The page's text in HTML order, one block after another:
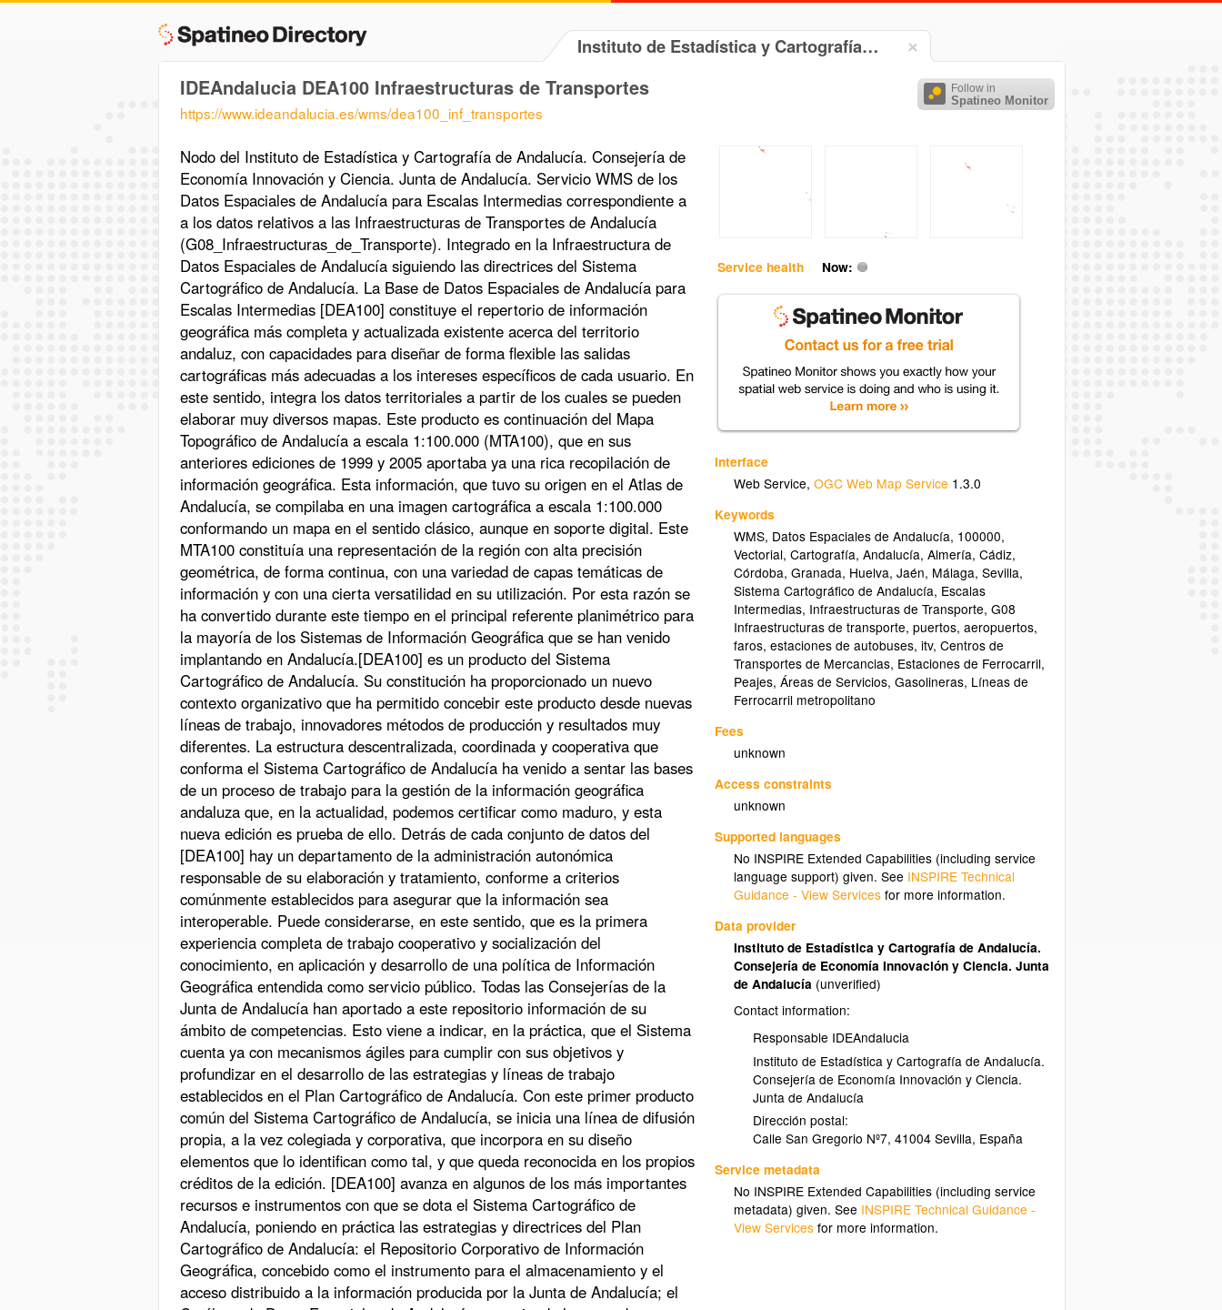
Instituto de Estadística y Cartografía…
Follow in
Spatineo Monitor
IDEAndalucia DEA100 Infraestructuras de Transportes
https://www.ideandalucia.es/wms/dea100_inf_transportes
Service health Now:
Interface
Web Service,OGC Web Map Service 1.3.0
Keywords
WMS, Datos Espaciales de Andalucía, 100000,
Vectorial,Cartografía,Andalucía,Almería,Cádiz,
Córdoba,Granada, Huelva,Jaén, Málaga,Sevilla,
Sistema Cartográfico de Andalucía, Escalas
Intermedias, Infraestructuras de Transporte,G08
Infraestructuras de transporte,puertos,aeropuertos,
faros,estaciones de autobuses,itv,Centros de
Transportes de Mercancias, Estaciones de Ferrocarril,
Peajes,Áreas de Servicios,Gasolineras, Líneas de
Ferrocarril metropolitano
Fees
unknown
Access constraints
unknown
Supported languages
No INSPIRE Extended Capabilities (including service
language support) given. See INSPIRE Technical
Guidance - View Services for more information.
Data provider
Instituto de Estadística y Cartografía de Andalucía.
Consejería de Economía Innovación y Ciencia. Junta
de Andalucía (unverified)
Contact information:
Responsable IDEAndalucia
Instituto de Estadística y Cartografía de Andalucía.
Consejería de Economía Innovación y Ciencia.
Junta de Andalucía
Dirección postal:
Calle San Gregorio Nº7, 41004 Sevilla, España
Service metadata
No INSPIRE Extended Capabilities (including service
metadata) given. See INSPIRE Technical Guidance -
View Services for more information.
Nodo del Instituto de Estadística y Cartografía de Andalucía. Consejería de
Economía Innovación y Ciencia. Junta de Andalucía. Servicio WMS de los
Datos Espaciales de Andalucía para Escalas Intermedias correspondiente a
a los datos relativos a las Infraestructuras de Transportes de Andalucía
(G08_Infraestructuras_de_Transporte). Integrado en la Infraestructura de
Datos Espaciales de Andalucía siguiendo las directrices del Sistema
Cartográfico de Andalucía. La Base de Datos Espaciales de Andalucía para
Escalas Intermedias [DEA100] constituye el repertorio de información
geográfica más completa y actualizada existente acerca del territorio
andaluz, con capacidades para diseñar de forma flexible las salidas
cartográficas más adecuadas a los intereses específicos de cada usuario. En
este sentido, integra los datos territoriales a partir de los cuales se pueden
elaborar muy diversos mapas. Este producto es continuación del Mapa
Topográfico de Andalucía a escala 1:100.000 (MTA100), que en sus
anteriores ediciones de 1999 y 2005 aportaba ya una rica recopilación de
información geográfica. Esta información, que tuvo su origen en el Atlas de
Andalucía, se compilaba en una imagen cartográfica a escala 1:100.000
conformando un mapa en el sentido clásico, aunque en soporte digital. Este
MTA100 constituía una representación de la región con alta precisión
geométrica, de forma continua, con una variedad de capas temáticas de
información y con una cierta versatilidad en su utilización. Por esta razón se
ha convertido durante este tiempo en el principal referente planimétrico para
la mayoría de los Sistemas de Información Geográfica que se han venido
implantando en Andalucía.[DEA100] es un producto del Sistema
Cartográfico de Andalucía. Su constitución ha proporcionado un nuevo
contexto organizativo que ha permitido concebir este producto desde nuevas
líneas de trabajo, innovadores métodos de producción y resultados muy
diferentes. La estructura descentralizada, coordinada y cooperativa que
conforma el Sistema Cartográfico de Andalucía ha venido a sentar las bases
de un proceso de trabajo para la gestión de la información geográfica
andaluza que, en la actualidad, podemos certificar como maduro, y esta
nueva edición es prueba de ello. Detrás de cada conjunto de datos del
[DEA100] hay un departamento de la administración autonómica
responsable de su elaboración y tratamiento, conforme a criterios
comúnmente establecidos para asegurar que la información sea
interoperable. Puede considerarse, en este sentido, que es la primera
experiencia completa de trabajo cooperativo y socialización del
conocimiento, en aplicación y desarrollo de una política de Información
Geográfica entendida como servicio público. Todas las Consejerías de la
Junta de Andalucía han aportado a este repositorio información de su
ámbito de competencias. Esto viene a indicar, en la práctica, que el Sistema
cuenta ya con mecanismos ágiles para cumplir con sus objetivos y
profundizar en el desarrollo de las estrategias y líneas de trabajo
establecidos en el Plan Cartográfico de Andalucía. Con este primer producto
común del Sistema Cartográfico de Andalucía, se inicia una línea de difusión
propia, a la vez colegiada y corporativa, que incorpora en su diseño
elementos que lo identifican como tal, y que queda reconocida en los propios
créditos de la edición. [DEA100] avanza en algunos de los más importantes
recursos e instrumentos con que se dota el Sistema Cartográfico de
Andalucía, poniendo en práctica las estrategias y directrices del Plan
Cartográfico de Andalucía: el Repositorio Corporativo de Información
Geográfica, concebido como el instrumento para el almacenamiento y el
acceso distribuido a la información producida por la Junta de Andalucía; el